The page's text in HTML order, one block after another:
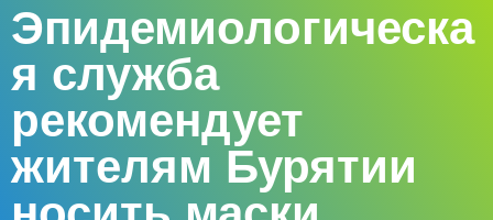
Эпидемиологическа
я служба
рекомендует
жителям Бурятии